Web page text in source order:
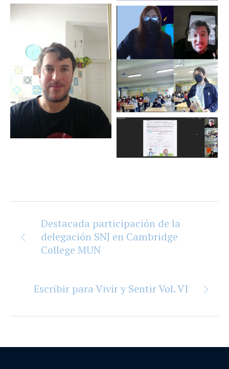
Destacada participación de la
delegación SNJ en Cambridge
College MUN
Escribir para Vivir y Sentir Vol. VI